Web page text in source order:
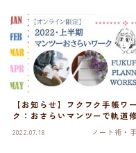
【お知らせ】フクフク手帳ワー
ク：おさらいマンツーで軌道
2022.07.18 ノート術・